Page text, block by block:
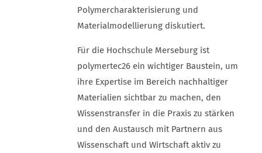
Polymercharakterisierung und
Materialmodellierung diskutiert.
Für die Hochschule Merseburg ist
polymertec26 ein wichtiger Baustein, um
ihre Expertise im Bereich nachhaltiger
Materialien sichtbar zu machen, den
Wissenstransfer in die Praxis zu stärken
und den Austausch mit Partnern aus
Wissenschaft und Wirtschaft aktiv zu